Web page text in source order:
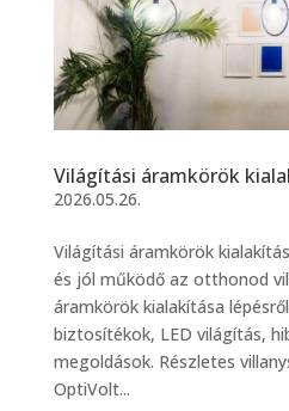
Világítási áramkörök
2026.05.26.
Világítási áramkörök
és jól működő az otthonod
áramkörök kialakítása
biztosítékok, LED világítás,
megoldások. Részletes
OptiVolt...